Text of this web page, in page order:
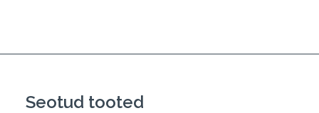
Seotud tooted